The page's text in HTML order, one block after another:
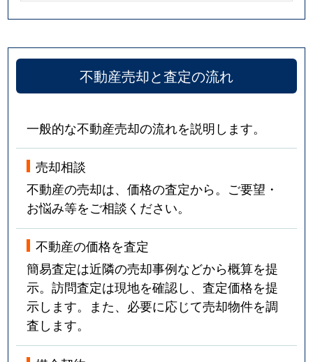
不動産売却と査定の流れ
一般的な不動産売却の流れを説明します。
売却相談
不動産の売却は、価格の査定から。ご要望・
お悩み等をご相談ください。
不動産の価格を査定
簡易査定は近隣の売却事例などから概算を提
示。訪問査定は現地を確認し、査定価格を提
示します。また、必要に応じて売却物件を調
査します。